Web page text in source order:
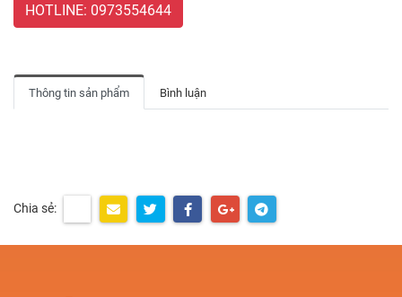
HOTLINE: 0973554644
Thông tin sản phẩm Bình luận
Chia sẻ: